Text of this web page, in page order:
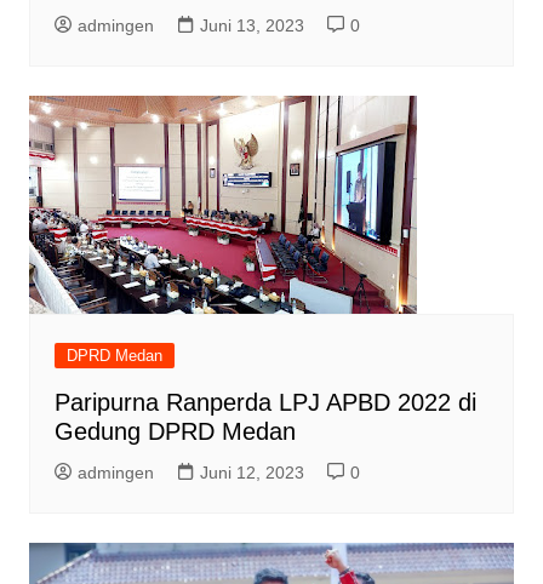
admingen Juni 13, 2023 0
DPRD Medan
Paripurna Ranperda LPJ APBD 2022 di
Gedung DPRD Medan
admingen Juni 12, 2023 0